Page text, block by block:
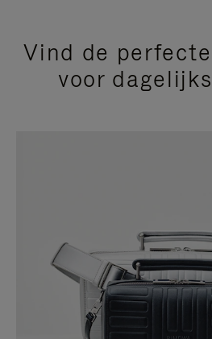
Vind de
voor